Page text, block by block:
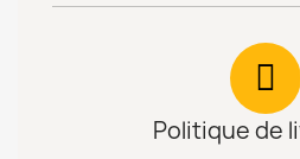
Politique de